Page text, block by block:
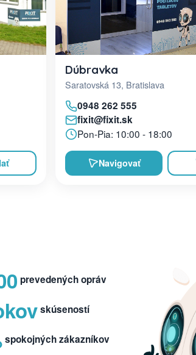
Dúbravka
Saratovská 13, Bratislava
0948 262 555
fixit@fixit.sk
Pon-Pia: 10:00 - 18:00
Navigovať
prevedených opráv
skúseností
spokojných zákazníkov